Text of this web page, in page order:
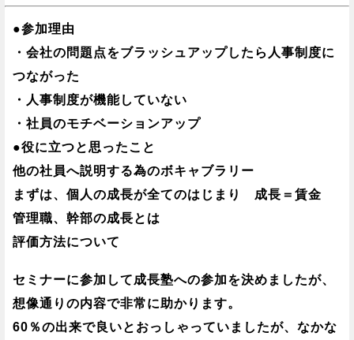
●参加理由
・会社の問題点をブラッシュアップしたら人事制度に
つながった
・人事制度が機能していない
・社員のモチベーションアップ
●役に立つと思ったこと
他の社員へ説明する為のボキャブラリー
まずは、個人の成長が全てのはじまり 成長＝賃金
管理職、幹部の成長とは
評価方法について
セミナーに参加して成長塾への参加を決めましたが、
想像通りの内容で非常に助かります。
60％の出来で良いとおっしゃっていましたが、なかな